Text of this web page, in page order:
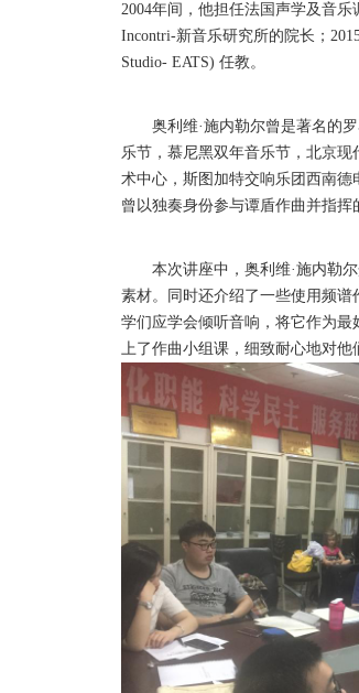
2004年间，他担任法国声学及音乐
Incontri-新音乐研究所的院长；
Studio- EATS) 任教。
奥利维·施内勒尔曾是著名的罗
乐节，慕尼黑双年音乐节，北京
术中心，斯图加特交响乐团西南德
曾以独奏身份参与谭盾作曲并指挥
本次讲座中，奥利维·施内勒尔
素材。同时还介绍了一些使用频
学们应学会倾听音响，将它作为
上了作曲小组课，细致耐心地对他